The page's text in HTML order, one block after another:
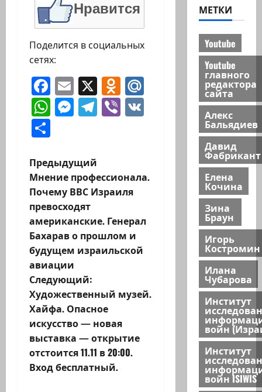
Нравится
Поделится в социальных
сетях:
Facebook
Email
X Odnoklassniki
Mail.Ru
WhatsApp
Messenger
Telegram
Viber
Н
а
в
и
г
а
ц
и
я
Предыдущий
Мнение профессионала.
Почему ВВС Израиля
превосходят
американские. Генерал
Бахарав о прошлом и
будущем израильской
авиации
Следующий:
Художественный музей.
Хайфа. Опасное
искусство — новая
выставка — открытие
отстоится 11.11 в 20:00.
Вход бесплатный.
МЕТКИ
Youtube
Youtube
главного
редактора
сайта
Алекс
Бальядиев
Давид
Фабрикант
Елена
Кочина
Зина
Браун
Игорь
Костромин
Илана
Чубарова
Институт
войн
Институт
войн ISIWIS